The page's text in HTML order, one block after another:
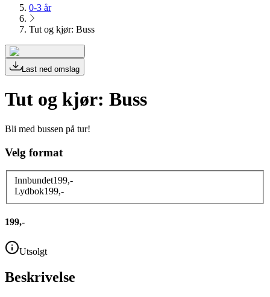
0-3 år
Tut og kjør: Buss
Last ned omslag
Tut og kjør: Buss
Bli med bussen på tur!
Velg format
Innbundet199,-
Lydbok199,-
199,-
Utsolgt
Beskrivelse